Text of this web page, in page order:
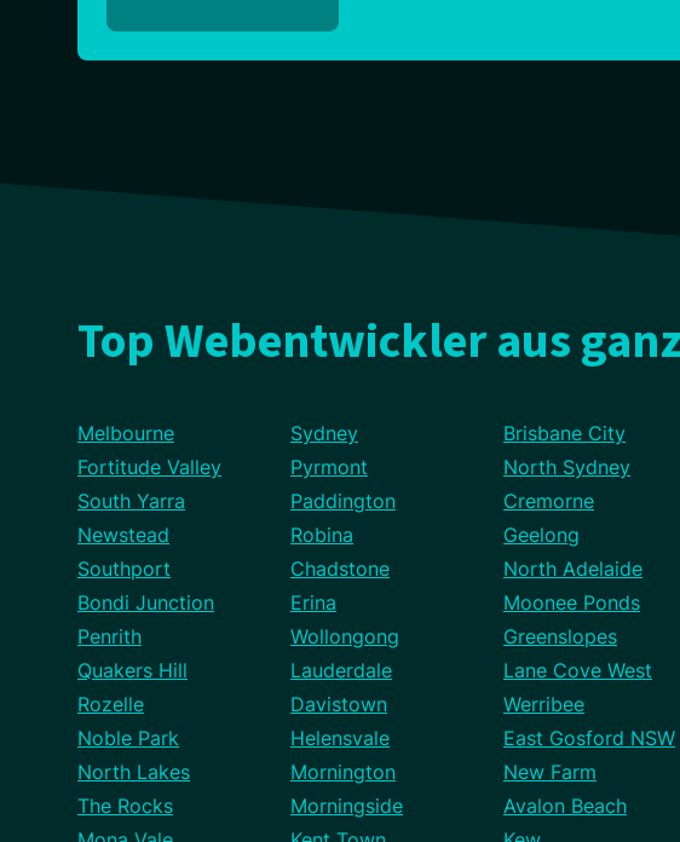
Top Webentwickler aus
Melbourne Sydney Brisbane City
Fortitude Valley
Pyrmont North Sydney
South Yarra
Paddington Cremorne
Newstead
Robina Geelong
Southport
Chadstone North Adelaide
Bondi Junction
Erina Moonee Ponds
Penrith
Wollongong Greenslopes
Quakers Hill
Lauderdale Lane Cove West
Rozelle
Davistown Werribee
Noble Park
Helensvale East Gosford NSW
North Lakes
Mornington New Farm
The Rocks
Morningside Avalon Beach